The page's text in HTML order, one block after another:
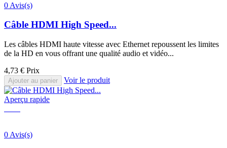
0 Avis(s)
Câble HDMI High Speed...
Les câbles HDMI haute vitesse avec Ethernet repoussent les limites
de la HD en vous offrant une qualité audio et vidéo...
4,73 € Prix
Ajouter au panier Voir le produit
Aperçu rapide
0 Avis(s)